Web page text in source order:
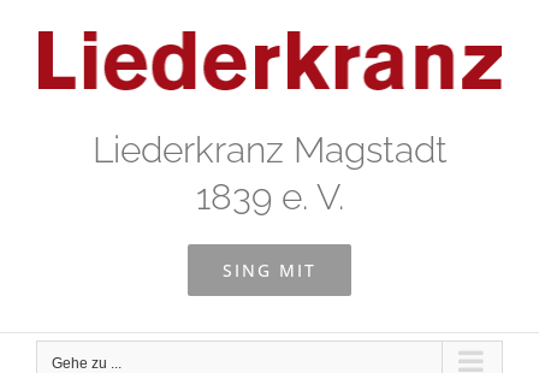
springen
Liederkranz Magstadt
1839 e. V.
SING MIT
Gehe zu ...